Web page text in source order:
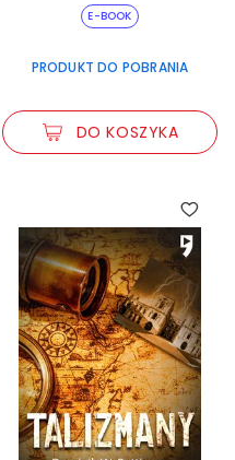
E-BOOK
PRODUKT DO POBRANIA
DO KOSZYKA